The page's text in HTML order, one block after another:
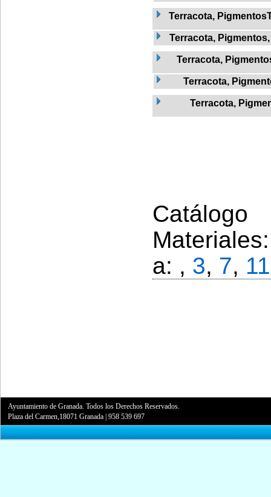
Terracota,
Terracota,
Terracota,
Terracota,
Terracota,
a: , 3, 7, 11
Ayuntamiento de Granada. Todos los Derechos Reservados.
Plaza del Carmen,18071 Granada |958 539 697